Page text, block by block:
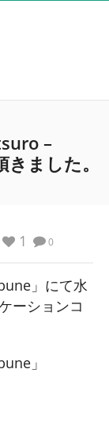
–
ました。
0
1
」にて水
ーションコ
」